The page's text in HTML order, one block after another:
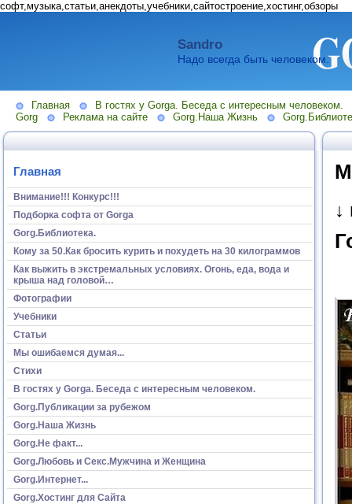
софт,музыка,статьи,анекдоты,учебники,сайтостроение,хостинг,обзоры
Sandro
Надо всегда быть человеком.
Главная
В гостях у Gorga. Беседа с интересным человеком.
Gorg
Реклама на сайте Gorg.Наша Жизнь
Главная
Внимание!!! Конкурс!!!
Подборка софта от Gorga
Gorg.Библиотека.
Кому за 50.Как бросить курить и похудеть на 30 килограммов
Как выжить в экстремальных условиях. Огонь, еда, вода и
крыша над головой…
Фотографии
Учебники
Статьи
Мы ошибаемся думая...
Стихи
В гостях у Gorga. Беседа с интересным человеком.
Gorg.Публикации за рубежом
Gorg.Наша Жизнь
Gorg.Не факт...
Gorg.Любовь и Секс.Мужчина и Женщина
Gorg.Интернет...
Gorg.Хостинг для Сайта